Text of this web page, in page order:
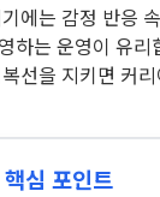
에는 감정 반응
하는 운영이 유리
선을 지키면 커
심 포인트